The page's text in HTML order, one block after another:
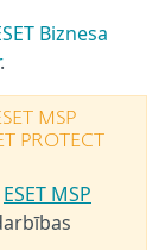
Biznesa
.
MSP
PROTECT
ESET MSP